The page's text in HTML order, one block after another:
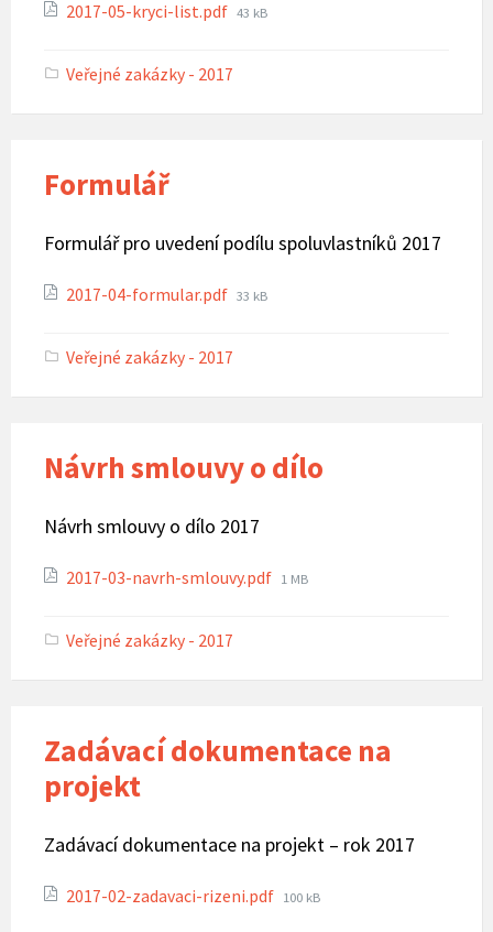
Attachments
2017-05-kryci-list.pdf File
43 kB
Veřejné zakázky - 2017
Formulář
Formulář pro uvedení podílu spoluvlastníků 2017
Attachments
2017-04-formular.pdf File
33 kB
Veřejné zakázky - 2017
Návrh smlouvy o dílo
Návrh smlouvy o dílo 2017
Attachments
2017-03-navrh-smlouvy.pdf File
1 MB
Veřejné zakázky - 2017
Zadávací dokumentace na
projekt
Zadávací dokumentace na projekt – rok 2017
Attachments
2017-02-zadavaci-rizeni.pdf File
100 kB